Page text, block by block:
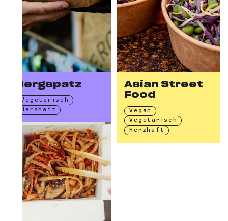
Bergspatz
Vegetarisch
Herzhaft
Asian Street
Food
Vegan
Vegetarisch
Herzhaft